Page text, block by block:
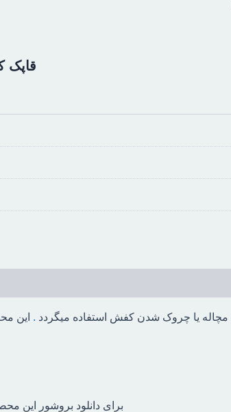
یا چروک شدن کفش استفاده میگردد . این
برای دانلود بروشور این